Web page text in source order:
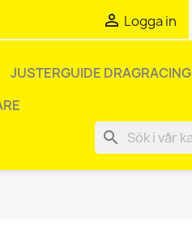
 Logga in
JUSTERGUIDE DRAGRACING
search